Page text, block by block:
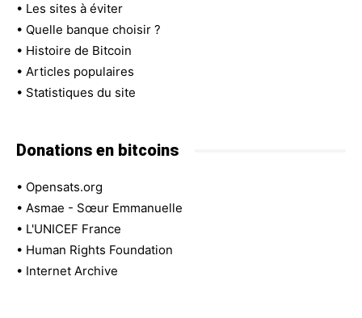
• Les sites à éviter
• Quelle banque choisir ?
• Histoire de Bitcoin
• Articles populaires
• Statistiques du site
Donations en bitcoins
• Opensats.org
• Asmae - Sœur Emmanuelle
• L'UNICEF France
• Human Rights Foundation
• Internet Archive